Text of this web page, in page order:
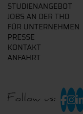
STUDIENANGEBOT
JOBS AN DER THD
FÜR UNTERNEHMEN
PRESSE
KONTAKT
ANFAHRT
Follow us: